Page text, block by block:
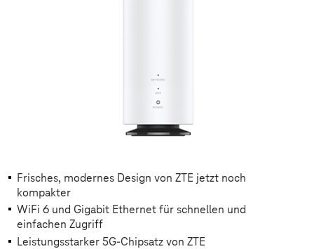
Frisches, modernes Design von ZTE jetzt noch
kompakter
WiFi 6 und Gigabit Ethernet für schnellen und
einfachen Zugriff
Leistungsstarker 5G-Chipsatz von ZTE